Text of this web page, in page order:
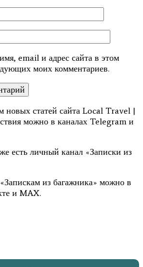
email и адрес сайта в этом
моих комментариев.
новых статей сайта Local Travel |
можно в каналах Telegram и
есть личный канал «Записки из
из багажника» можно в
и MAX.